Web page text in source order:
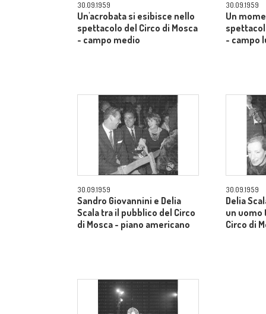
30.09.1959
Un'acrobata si esibisce nello
spettacolo del Circo di Mosca
- campo medio
30.09.1959
Un
- campo
30.09.1959
Sandro Giovannini e Delia
Scala tra il pubblico del Circo
di Mosca - piano americano
30.09.1959
Delia
un uomo
Circo di